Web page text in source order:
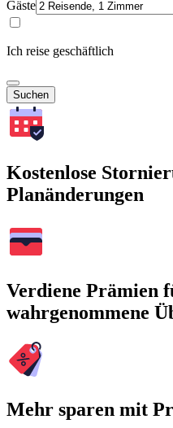
Gäste
Ich reise geschäftlich
Suchen
Kostenlose
Planänderungen
Verdiene Prämien
wahrgenommene
Mehr sparen mit